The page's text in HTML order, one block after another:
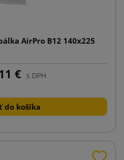
AirPro B12 140x225
€ s DPH
do košíka